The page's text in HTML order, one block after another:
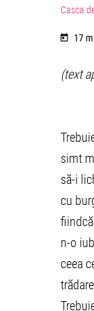
Casca
17
(text
simt
să-i
cu
n-o
ceea